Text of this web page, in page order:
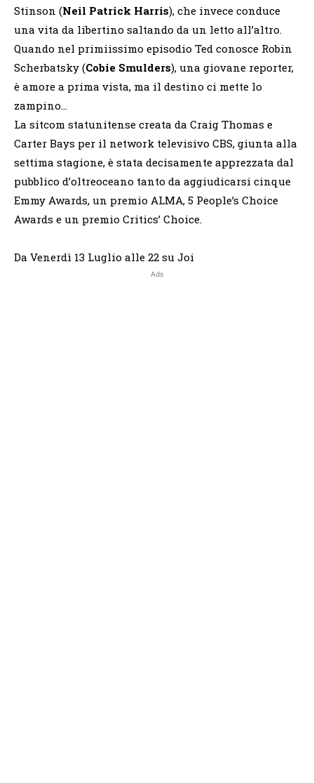
Stinson (Neil Patrick Harris), che invece conduce
una vita da libertino saltando da un letto all’altro.
Quando nel primiissimo episodio Ted conosce Robin
Scherbatsky (Cobie Smulders), una giovane reporter,
è amore a prima vista, ma il destino ci mette lo
zampino…
La sitcom statunitense creata da Craig Thomas e
Carter Bays per il network televisivo CBS, giunta alla
settima stagione, è stata decisamente apprezzata dal
pubblico d’oltreoceano tanto da aggiudicarsi cinque
Emmy Awards, un premio ALMA, 5 People’s Choice
Awards e un premio Critics’ Choice.
Da Venerdì 13 Luglio alle 22 su Joi
Ads